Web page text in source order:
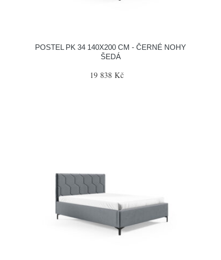
POSTEL PK 34 140X200 CM - ČERNÉ NOHY
ŠEDÁ
19 838 Kč